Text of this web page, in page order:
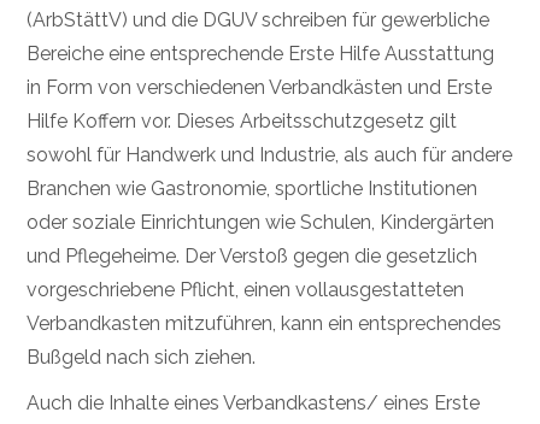
(ArbStättV) und die DGUV schreiben für gewerbliche
Bereiche eine entsprechende Erste Hilfe Ausstattung
in Form von verschiedenen Verbandkästen und Erste
Hilfe Koffern vor. Dieses Arbeitsschutzgesetz gilt
sowohl für Handwerk und Industrie, als auch für andere
Branchen wie Gastronomie, sportliche Institutionen
oder soziale Einrichtungen wie Schulen, Kindergärten
und Pflegeheime. Der Verstoß gegen die gesetzlich
vorgeschriebene Pflicht, einen vollausgestatteten
Verbandkasten mitzuführen, kann ein entsprechendes
Bußgeld nach sich ziehen.
Auch die Inhalte eines Verbandkastens/ eines Erste